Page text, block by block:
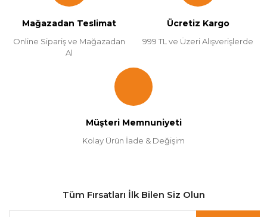
Mağazadan Teslimat
Online Sipariş ve Mağazadan
Al
Ücretiz Kargo
999 TL ve Üzeri Alışverişlerde
Müşteri Memnuniyeti
Kolay Ürün İade & Değişim
Tüm Fırsatları İlk Bilen Siz Olun